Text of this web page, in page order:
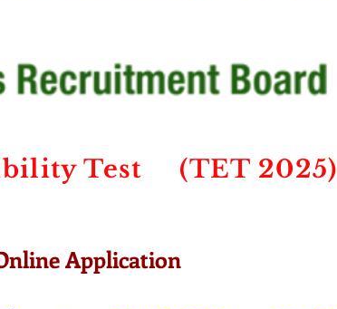
Test (TET 2025)
Application